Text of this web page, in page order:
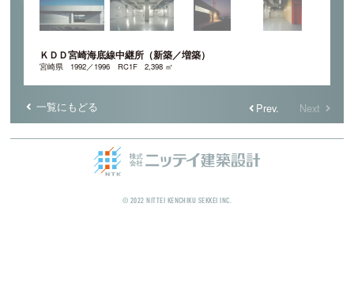
ＫＤＤ宮崎海底線中継所（新築／増築）
宮崎県 1992／1996 RC1F 2,398 ㎡
一覧にもどる Prev. Next
© 2022 NITTEI KENCHIKU SEKKEI INC.